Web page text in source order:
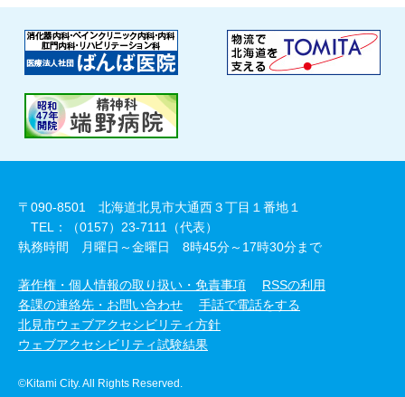
〒090-8501 北海道北見市大通西３丁目１番地１
TEL：（0157）23-7111（代表）
執務時間 月曜日～金曜日 8時45分～17時30分まで
著作権・個人情報の取り扱い・免責事項
RSSの利用
各課の連絡先・お問い合わせ
手話で電話をする
北見市ウェブアクセシビリティ方針
ウェブアクセシビリティ試験結果
©Kitami City. All Rights Reserved.